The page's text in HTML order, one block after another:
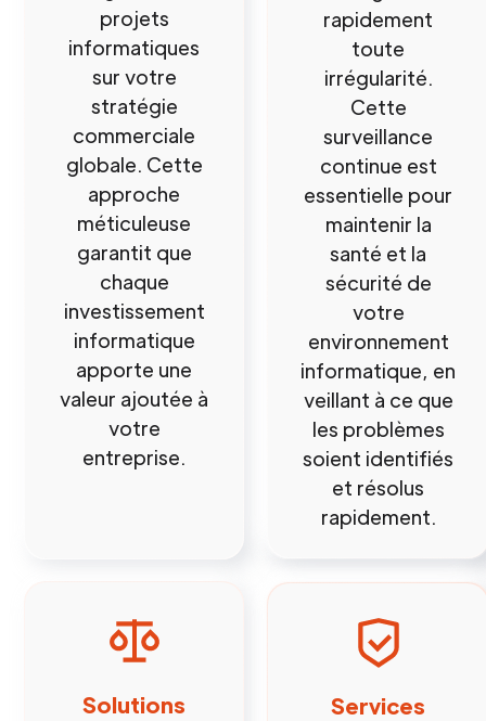
projets
informatiques
sur votre
stratégie
commerciale
globale. Cette
approche
méticuleuse
garantit que
chaque
investissement
informatique
apporte une
valeur ajoutée à
votre
entreprise.
Solutions
rapidement
toute
irrégularité.
Cette
surveillance
continue est
essentielle pour
maintenir la
santé et la
sécurité de
votre
environnement
informatique, en
veillant à ce que
les problèmes
soient identifiés
et résolus
rapidement.
Services